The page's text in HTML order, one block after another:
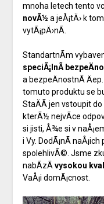
mnoha letech tento
novÃ½ a jeÅ¡tÄ› k
vytÃ¡pÄ›nÃ­.
StandartnÃ­m
speciÃ¡lnÃ­
a bezpeÄnostnÃ­
tomuto produktu se
StaÄÃ­ jen vstoupit do
kterÃ½ nejvÃ­ce
si jisti, Å¾e si v
i Vy. DodÃ¡nÃ­
spolehlivÃ©. Jsme
nabÃ­zÃ­ vysokou
VaÅ¡i domÃ¡cnost.